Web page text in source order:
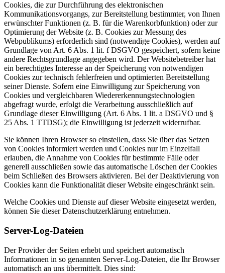
Cookies, die zur Durchführung des elektronischen
Kommunikationsvorgangs, zur Bereitstellung bestimmter, von Ihnen
erwünschter Funktionen (z. B. für die Warenkorbfunktion) oder zur
Optimierung der Website (z. B. Cookies zur Messung des
Webpublikums) erforderlich sind (notwendige Cookies), werden auf
Grundlage von Art. 6 Abs. 1 lit. f DSGVO gespeichert, sofern keine
andere Rechtsgrundlage angegeben wird. Der Websitebetreiber hat
ein berechtigtes Interesse an der Speicherung von notwendigen
Cookies zur technisch fehlerfreien und optimierten Bereitstellung
seiner Dienste. Sofern eine Einwilligung zur Speicherung von
Cookies und vergleichbaren Wiedererkennungstechnologien
abgefragt wurde, erfolgt die Verarbeitung ausschließlich auf
Grundlage dieser Einwilligung (Art. 6 Abs. 1 lit. a DSGVO und §
25 Abs. 1 TTDSG); die Einwilligung ist jederzeit widerrufbar.
Sie können Ihren Browser so einstellen, dass Sie über das Setzen
von Cookies informiert werden und Cookies nur im Einzelfall
erlauben, die Annahme von Cookies für bestimmte Fälle oder
generell ausschließen sowie das automatische Löschen der Cookies
beim Schließen des Browsers aktivieren. Bei der Deaktivierung von
Cookies kann die Funktionalität dieser Website eingeschränkt sein.
Welche Cookies und Dienste auf dieser Website eingesetzt werden,
können Sie dieser Datenschutzerklärung entnehmen.
Server-Log-Dateien
Der Provider der Seiten erhebt und speichert automatisch
Informationen in so genannten Server-Log-Dateien, die Ihr Browser
automatisch an uns übermittelt. Dies sind: